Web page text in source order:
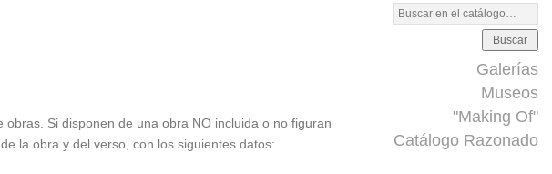
Buscar
Galerías
Museos
"Making Of"
Catálogo Razonado
Si disponen de una obra NO incluida o no figuran
la obra y del verso, con los siguientes datos: